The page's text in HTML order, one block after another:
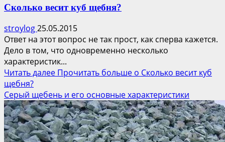
Сколько весит куб щебня?
stroylog25.05.2015
Ответ на этот вопрос не так прост, как сперва кажется.
Дело в том, что одновременно несколько
характеристик...
Читать далее Прочитать больше о Сколько весит куб
щебня?
Серый щебень и его основные характеристики